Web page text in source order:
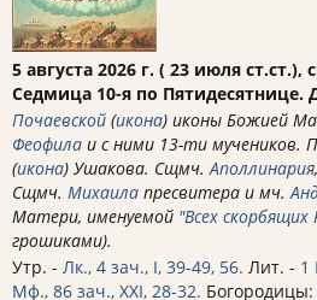
5 августа 2026 г. ( 23 июля ст.ст.),
Седмица 10-я по Пятидесятнице.
Почаевской (икона) иконы Божией
Феофила и с ними 13-ти мучеников.
(икона) Ушакова. Сщмч.Аполлинария
Сщмч. Михаила пресвитера и мч.
Матери, именуемой "Всех
грошиками).
Утр. - Лк., 4 зач., I, 39-49, 56. Лит. - 1
Мф., 86 зач., XXI, 28-32. Богородицы: